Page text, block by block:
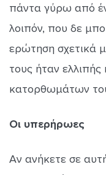
πάντα γύρω από
λοιπόν, που δε
ερώτηση σχετικά
τους ήταν ελλιπής
κατορθωμάτων
Οι υπερήρωες
Αν ανήκετε σε